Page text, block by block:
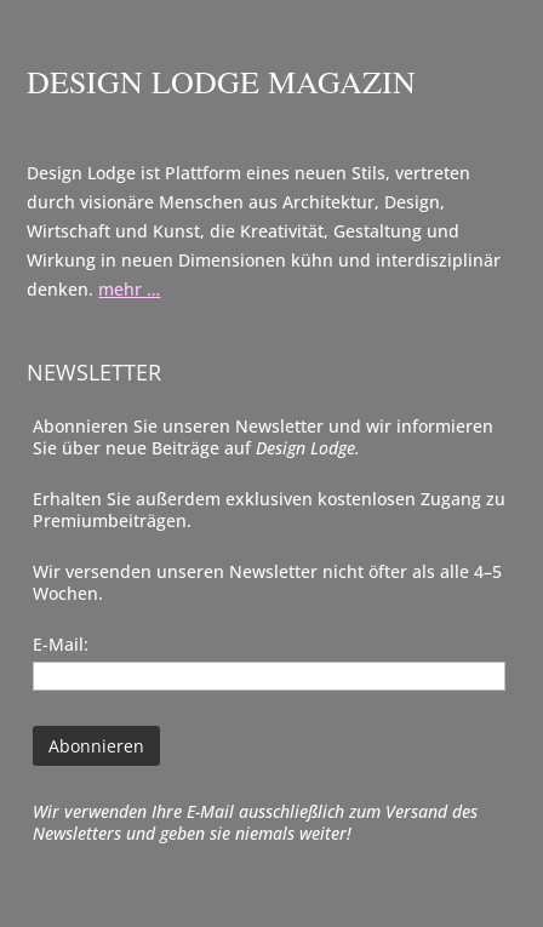
DESIGN LODGE MAGAZIN
Design Lodge ist Plattform eines neuen Stils, vertreten
durch visionäre Menschen aus Architektur, Design,
Wirtschaft und Kunst, die Kreativität, Gestaltung und
Wirkung in neuen Dimensionen kühn und interdisziplinär
denken. mehr …
NEWSLETTER
Abonnieren Sie unseren Newsletter und wir informieren
Sie über neue Beiträge aufDesign Lodge.
Erhalten Sie außerdem exklusiven kostenlosen Zugang zu
Premiumbeiträgen.
Wir versenden unseren Newsletter nicht öfter als alle 4–5
Wochen.
E-Mail:
Wir verwenden Ihre E-Mail ausschließlich zum Versand des
Newsletters und geben sie niemals weiter!